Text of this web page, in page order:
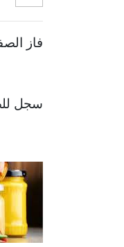
فاز الصفاء على
سجل للصفاء قاسم